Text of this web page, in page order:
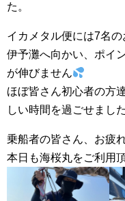
た。
イカメタル便には7名の
伊予灘へ向かい、ポイ
が伸びません
ほぼ皆さん初心者の方
しい時間を過ごせました
乗船者の皆さん、お疲
本日も海桜丸をご利用